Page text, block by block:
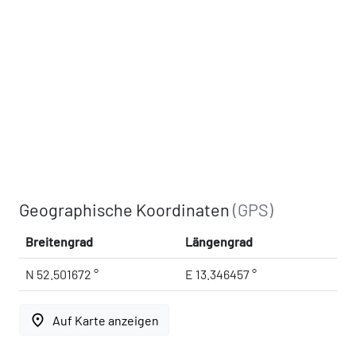
Geographische Koordinaten(GPS)
Breitengrad Längengrad
N 52.501672 ° E 13.346457 °
place Auf Karte anzeigen